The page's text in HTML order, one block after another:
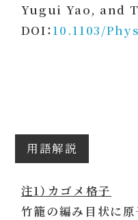
Yugui Yao, and
DOI：10.1103/
用語解説
注1）カゴメ格子
竹籠の編み目状に